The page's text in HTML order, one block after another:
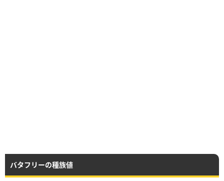
バタフリーの種族値